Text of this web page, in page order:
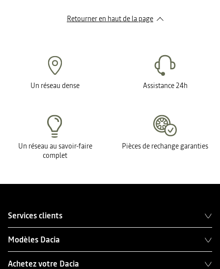
Retourner en haut de la page
Un réseau dense Assistance 24h
Un réseau au savoir-faire
complet
Pièces de rechange garanties
Services clients
Modèles Dacia
Achetez votre Dacia